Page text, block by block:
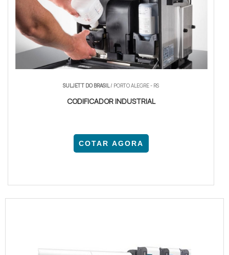
SULJETT DO BRASIL/ PORTO ALEGRE - RS
CODIFICADOR INDUSTRIAL
COTAR AGORA